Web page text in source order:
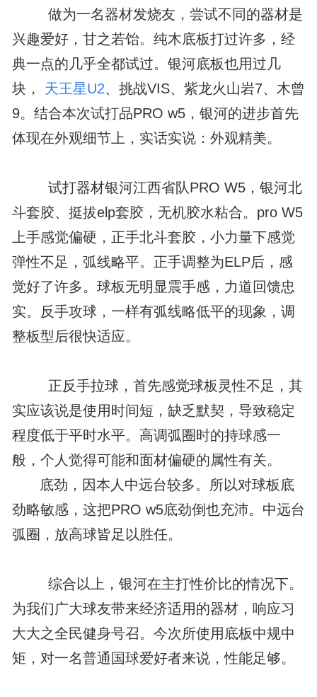
做为一名器材发烧友，尝试不同的器材是
兴趣爱好，甘之若饴。纯木底板打过许多，经
典一点的几乎全都试过。银河底板也用过几
块， 天王星U2、挑战VIS、紫龙火山岩7、木曾
9。结合本次试打品PRO w5，银河的进步首先
体现在外观细节上，实话实说：外观精美。
试打器材银河江西省队PRO W5，银河北
斗套胶、挺拔elp套胶，无机胶水粘合。pro W5
上手感觉偏硬，正手北斗套胶，小力量下感觉
弹性不足，弧线略平。正手调整为ELP后，感
觉好了许多。球板无明显震手感，力道回馈忠
实。反手攻球，一样有弧线略低平的现象，调
整板型后很快适应。
正反手拉球，首先感觉球板灵性不足，其
实应该说是使用时间短，缺乏默契，导致稳定
程度低于平时水平。高调弧圈时的持球感一
般，个人觉得可能和面材偏硬的属性有关。
底劲，因本人中远台较多。所以对球板底
劲略敏感，这把PRO w5底劲倒也充沛。中远台
弧圈，放高球皆足以胜任。
综合以上，银河在主打性价比的情况下。
为我们广大球友带来经济适用的器材，响应习
大大之全民健身号召。今次所使用底板中规中
矩，对一名普通国球爱好者来说，性能足够。